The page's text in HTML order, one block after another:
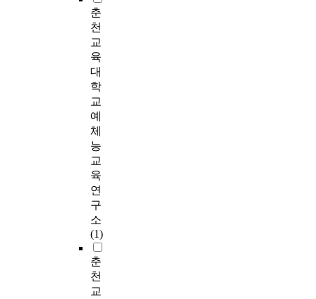
춘
천
교
육
대
학
교
예
체
능
교
육
연
구
소
(1)
춘
천
교